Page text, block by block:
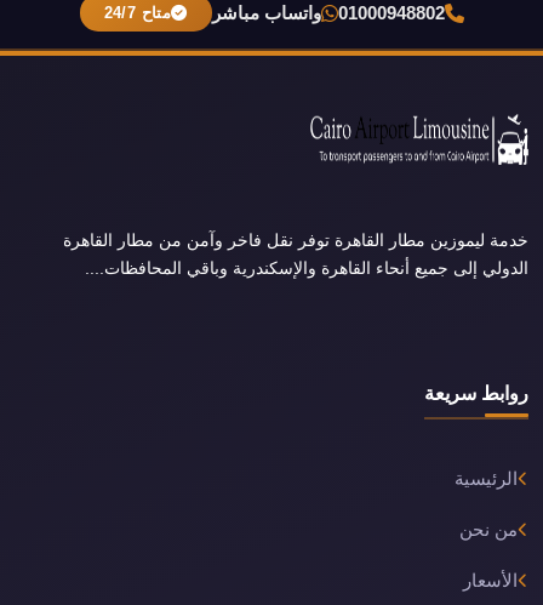
01000948802 واتساب مباشر متاح 24/7
خدمة ليموزين مطار القاهرة توفر نقل فاخر وآمن من مطار القاهرة
الدولي إلى جميع أنحاء القاهرة والإسكندرية وباقي المحافظات....
روابط سريعة
الرئيسية
من نحن
الأسعار